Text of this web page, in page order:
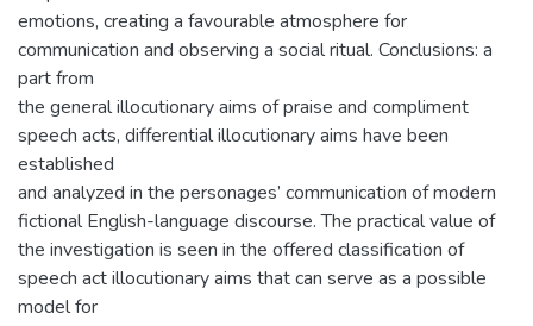
emotions, creating a favourable atmosphere for
communication and observing a social ritual. Conclusions: a
part from
the general illocutionary aims of praise and compliment
speech acts, differential illocutionary aims have been
established
and analyzed in the personages’ communication of modern
fictional English-language discourse. The practical value of
the investigation is seen in the offered classification of
speech act illocutionary aims that can serve as a possible
model for